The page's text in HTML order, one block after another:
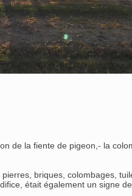
de la fiente de pigeon,- la
briques, colombages,
était également un signe